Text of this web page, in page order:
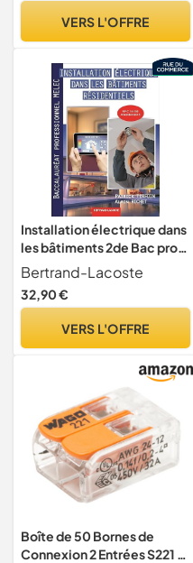
VERS L'OFFRE
Installation électrique dans
les bâtiments 2de Bac pro
MELEC
Bertrand-Lacoste
32,90 €
VERS L'OFFRE
Boîte de 50 Bornes de
Connexion 2 Entrées S221 –